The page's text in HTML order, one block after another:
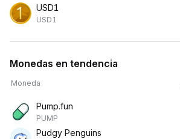
USD1
USD1
Monedas en tendencia
Moneda
Pump.fun
PUMP
Pudgy Penguins